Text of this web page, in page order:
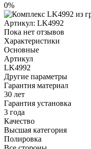
0%
Артикул: LK4992
Пока нет отзывов
Характеристики
Основные
Артикул
LK4992
Другие параметры
Гарантия материал
30 лет
Гарантия установка
3 года
Качество
Высшая категория
Полировка